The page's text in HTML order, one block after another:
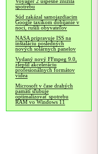
Voyager 2 úspešne znížila
spotrebu
Súd zakázal samojazdiacim
Google taxíkom dobíjanie v
noci, rušili obyvateľov
NASA pripravuje ISS na
inštaláciu posledných
nových solárnych panelov
Vydaný nový FFmpeg 9.0,
zlepšil akceleráciu
profesionálnych formátov
videa
Microsoft v čase drahých
pamätí sľubuje
optimalizovať spotrebu
RAM vo Windows 11